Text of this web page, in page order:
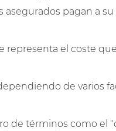
pagan a
el coste
de varios
de términos como el